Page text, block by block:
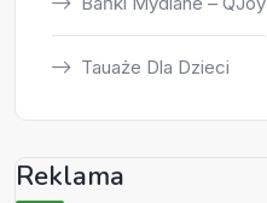
Tauaże Dla Dzieci
Reklama